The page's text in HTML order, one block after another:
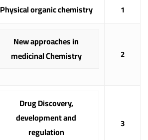
1
Physical organic chemistry
2
New approaches in
medicinal Chemistry
3
Drug Discovery,
development and
regulation